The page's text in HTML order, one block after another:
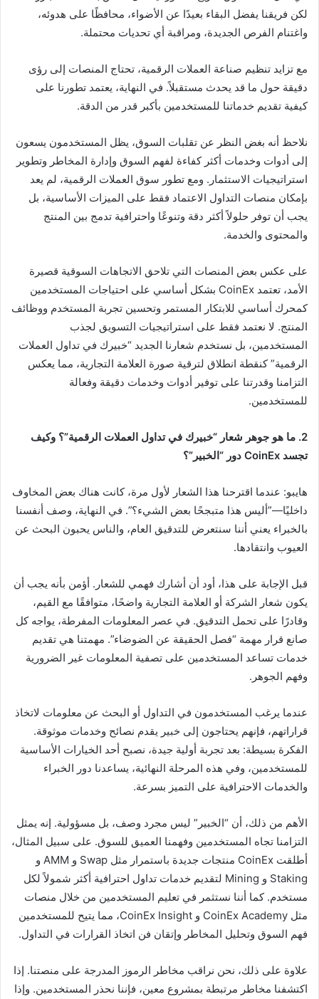
لكن فريقنا يفضل البقاء بعيدًا عن الأضواء، محافظًا على هدوئه،
واغتنام الفرص الجديدة، ومراقبة أي تحديات محتملة.
مع تزايد تنظيم صناعة العملات الرقمية، تحتاج المنصات إلى رؤى
دقيقة حول ما قد يحدث مستقبلاً. في النهاية، يعتمد تطورنا على
كيفية تقديم خدماتنا للمستخدمين بأكبر قدر من الدقة.
نلاحظ أنه بغض النظر عن تقلبات السوق، يظل المستخدمون يسعون
إلى أدوات وخدمات أكثر كفاءة لفهم السوق وإدارة المخاطر وتطوير
استراتيجيات الاستثمار. ومع تطور سوق العملات الرقمية، لم يعد
بإمكان منصات التداول الاعتماد فقط على الميزات الأساسية، بل
يجب أن توفر حلولاً أكثر دقة وتنوعًا واحترافية تدمج بين المنتج
والمحتوى والخدمة.
على عكس بعض المنصات التي تلاحق الاتجاهات السوقية قصيرة
الأمد، تعتمد CoinEx بشكل أساسي على احتياجات المستخدمين
كمحرك أساسي للابتكار المستمر وتحسين تجربة المستخدم ووظائف
المنتج. لا نعتمد فقط على استراتيجيات التسويق لجذب
المستخدمين، بل نستخدم شعارنا الجديد “خبيرك في تداول العملات
الرقمية” كنقطة انطلاق لترقية صورة العلامة التجارية، مما يعكس
التزامنا وقدرتنا على توفير أدوات وخدمات دقيقة وفعالة
للمستخدمين.
2. ما هو جوهر شعار “خبيرك في تداول العملات الرقمية”؟ وكيف
تجسد CoinEx دور “الخبير”؟
هايبو: عندما اقترحنا هذا الشعار لأول مرة، كانت هناك بعض المخاوف
داخليًا—”أليس هذا متبجحًا بعض الشيء؟”. في النهاية، وصف أنفسنا
بالخبراء يعني أننا سنتعرض للتدقيق العام، والناس يحبون البحث عن
العيوب وانتقادها.
قبل الإجابة على هذا، أود أن أشارك فهمي للشعار. أؤمن بأنه يجب أن
يكون شعار الشركة أو العلامة التجارية واضحًا، متوافقًا مع القيم،
وقادرًا على تحمل التدقيق. في عصر المعلومات المفرطة، يواجه كل
صانع قرار مهمة “فصل الحقيقة عن الضوضاء”. مهمتنا هي تقديم
خدمات تساعد المستخدمين على تصفية المعلومات غير الضرورية
وفهم الجوهر.
عندما يرغب المستخدمون في التداول أو البحث عن معلومات لاتخاذ
قراراتهم، فإنهم يحتاجون إلى خبير يقدم نصائح وخدمات موثوقة.
الفكرة بسيطة: بعد تجربة أولية جيدة، نصبح أحد الخيارات الأساسية
للمستخدمين، وفي هذه المرحلة النهائية، يساعدنا دور الخبراء
والخدمات الاحترافية على التميز بسرعة.
الأهم من ذلك، أن “الخبير” ليس مجرد وصف، بل مسؤولية. إنه يمثل
التزامنا تجاه المستخدمين وفهمنا العميق للسوق. على سبيل المثال،
أطلقت CoinEx منتجات جديدة باستمرار مثل Swap و AMM و
Staking و Mining لتقديم خدمات تداول احترافية أكثر شمولاً لكل
مستخدم. كما أننا نستثمر في تعليم المستخدمين من خلال منصات
مثل CoinEx Academy و CoinEx Insight، مما يتيح للمستخدمين
فهم السوق وتحليل المخاطر وإتقان فن اتخاذ القرارات في التداول.
علاوة على ذلك، نحن نراقب مخاطر الرموز المدرجة على منصتنا. إذا
اكتشفنا مخاطر مرتبطة بمشروع معين، فإننا نحذر المستخدمين. وإذا